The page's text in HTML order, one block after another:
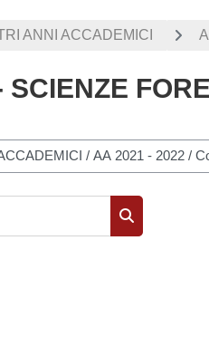
ANNI ACCADEMICI
SCIENZE